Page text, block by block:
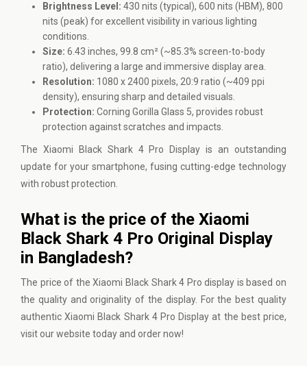
Brightness Level: 430 nits (typical), 600 nits (HBM), 800
nits (peak) for excellent visibility in various lighting
conditions.
Size: 6.43 inches, 99.8 cm² (~85.3% screen-to-body
ratio), delivering a large and immersive display area.
Resolution: 1080 x 2400 pixels, 20:9 ratio (~409 ppi
density), ensuring sharp and detailed visuals.
Protection: Corning Gorilla Glass 5, provides robust
protection against scratches and impacts.
The Xiaomi Black Shark 4 Pro Display is an outstanding
update for your smartphone, fusing cutting-edge technology
with robust protection.
What is the price of the Xiaomi
Black Shark 4 Pro Original Display
in Bangladesh?
The price of the Xiaomi Black Shark 4 Pro display is based on
the quality and originality of the display. For the best quality
authentic Xiaomi Black Shark 4 Pro Display at the best price,
visit our website today and order now!